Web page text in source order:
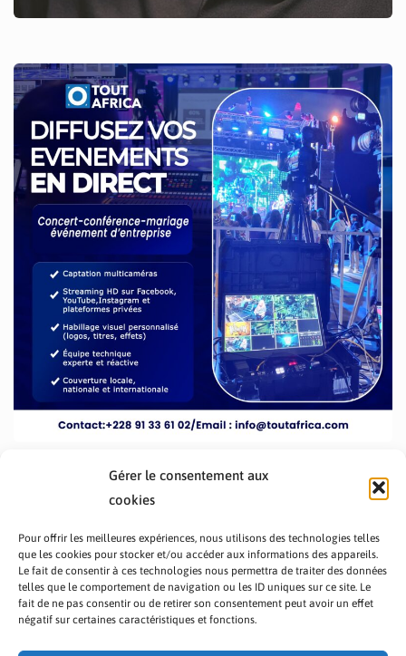
Gérer le consentement aux
cookies
Pour offrir les meilleures expériences, nous utilisons des technologies telles
que les cookies pour stocker et/ou accéder aux informations des appareils.
Le fait de consentir à ces technologies nous permettra de traiter des données
telles que le comportement de navigation ou les ID uniques sur ce site. Le
fait de ne pas consentir ou de retirer son consentement peut avoir un effet
négatif sur certaines caractéristiques et fonctions.
PRÉSENTATION TOUTAFRICA
A PROPOS